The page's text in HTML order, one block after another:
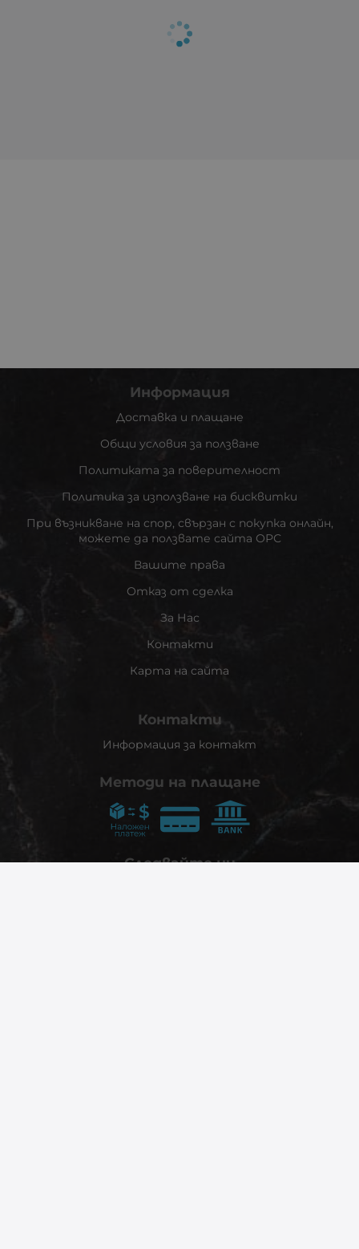
Информация
Доставка и плащане
Общи условия за ползване
Политиката за поверителност
Политика за използване на бисквитки
При възникване на спор, свързан с покупка онлайн,
можете да ползвате сайта ОРС
Вашите права
Отказ от сделка
За Нас
Контакти
Карта на сайта
Контакти
Информация за контакт
Методи на плащане
Следвайте ни